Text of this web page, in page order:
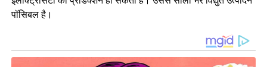
पॉसिबल है।